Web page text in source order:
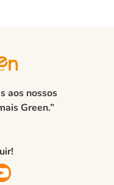
aos nossos
Green.”